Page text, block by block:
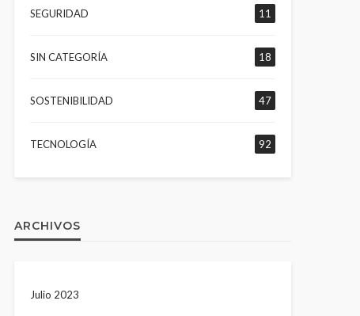
SEGURIDAD 11
SIN CATEGORÍA 18
SOSTENIBILIDAD 47
TECNOLOGÍA 92
ARCHIVOS
Julio 2023